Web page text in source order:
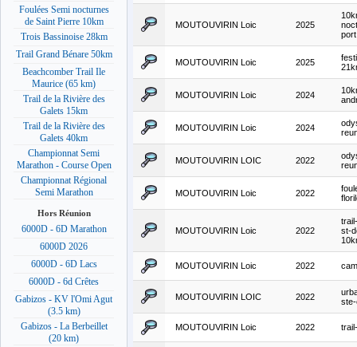
Foulées Semi nocturnes
de Saint Pierre 10km
Trois Bassinoise 28km
Trail Grand Bénare 50km
Beachcomber Trail Ile
Maurice (65 km)
Trail de la Rivière des
Galets 15km
Trail de la Rivière des
Galets 40km
Championnat Semi
Marathon - Course Open
Championnat Régional
Semi Marathon
Hors Réunion
6000D - 6D Marathon
6000D 2026
6000D - 6D Lacs
6000D - 6d Crêtes
Gabizos - KV l'Omi Agut
(3.5 km)
Gabizos - La Berbeillet
(20 km)
MOUTOUVIRIN Loic 2025
port
MOUTOUVIRIN Loic 2025
MOUTOUVIRIN Loic 2024
MOUTOUVIRIN Loic 2024
MOUTOUVIRIN LOIC 2022
MOUTOUVIRIN Loic 2022
MOUTOUVIRIN Loic 2022
st-
MOUTOUVIRIN Loic 2022
MOUTOUVIRIN LOIC 2022
ste-
MOUTOUVIRIN Loic 2022